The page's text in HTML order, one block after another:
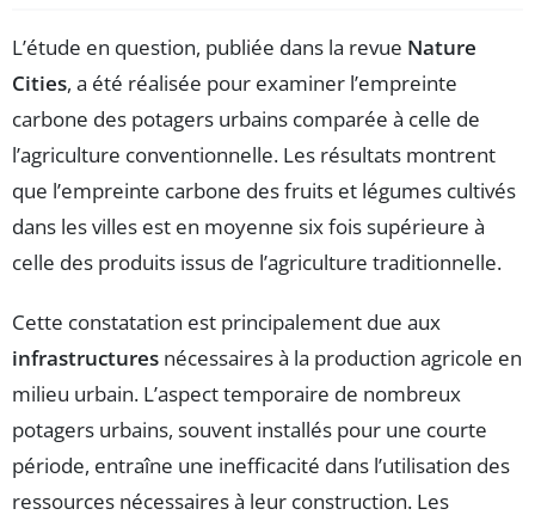
L’étude en question, publiée dans la revue Nature
Cities, a été réalisée pour examiner l’empreinte
carbone des potagers urbains comparée à celle de
l’agriculture conventionnelle. Les résultats montrent
que l’empreinte carbone des fruits et légumes cultivés
dans les villes est en moyenne six fois supérieure à
celle des produits issus de l’agriculture traditionnelle.
Cette constatation est principalement due aux
infrastructures nécessaires à la production agricole en
milieu urbain. L’aspect temporaire de nombreux
potagers urbains, souvent installés pour une courte
période, entraîne une inefficacité dans l’utilisation des
ressources nécessaires à leur construction. Les